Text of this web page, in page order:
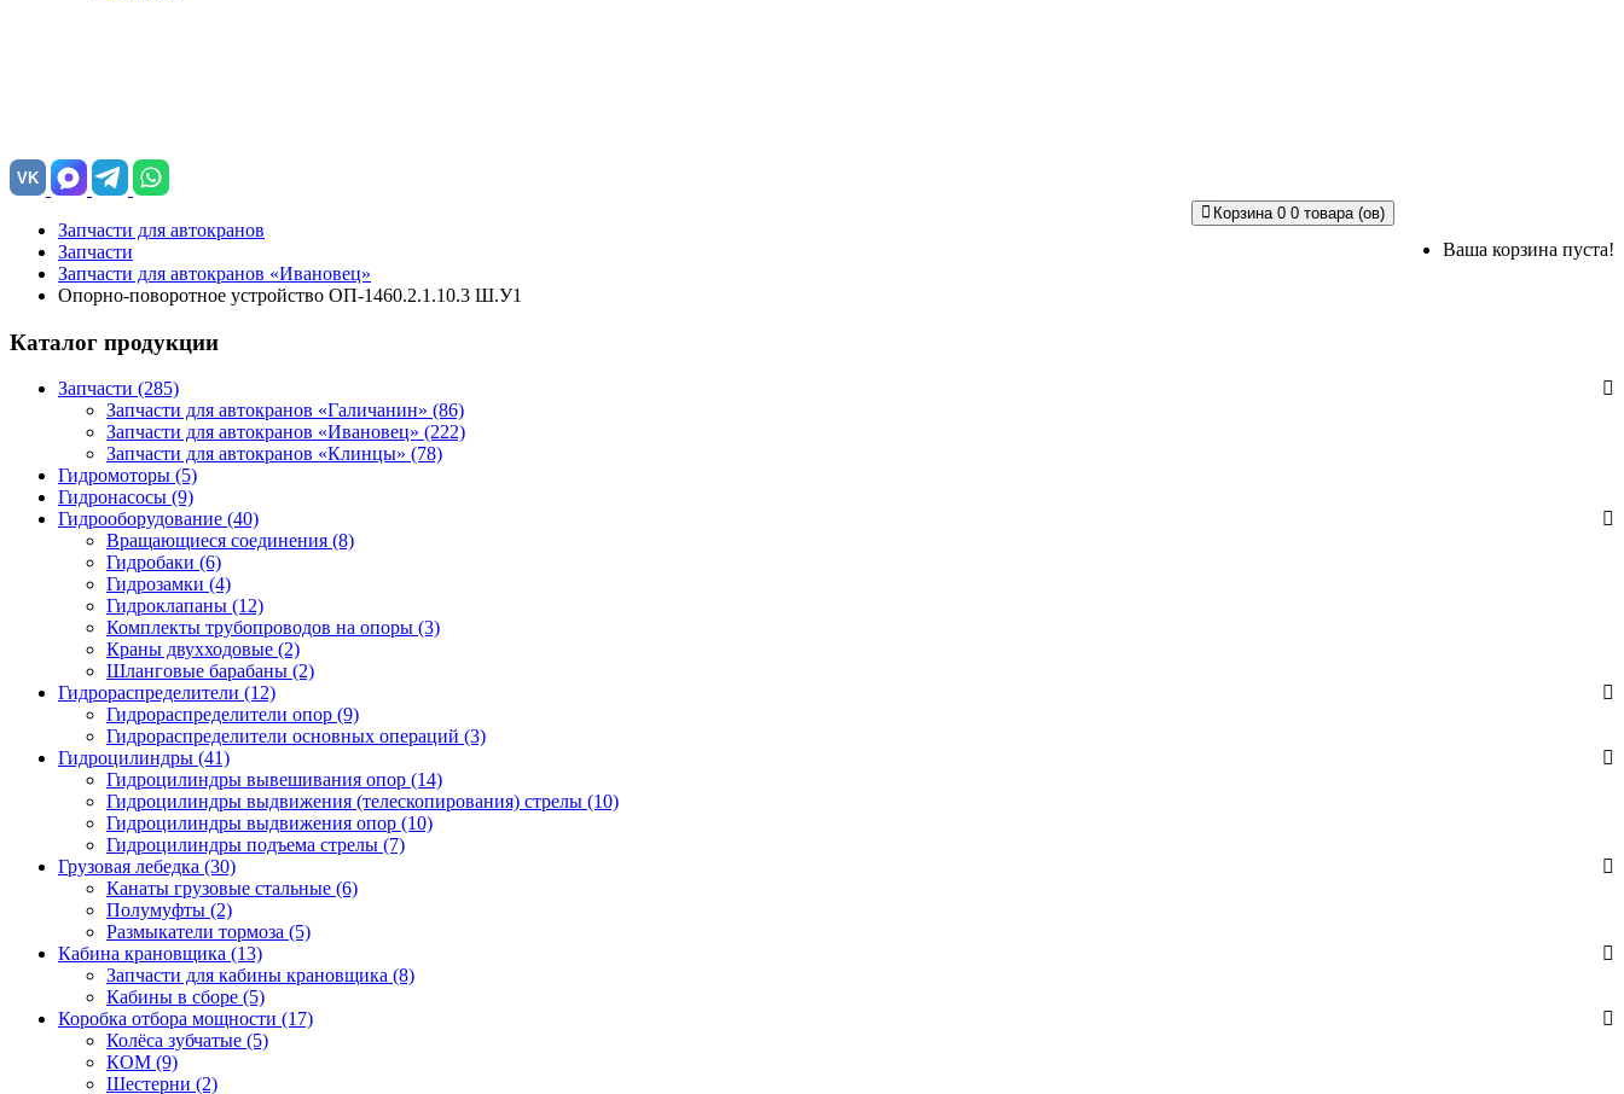
VK
Корзина 0 0 товара (ов)
Ваша корзина пуста!
Запчасти для автокранов
Запчасти
Запчасти для автокранов «Ивановец»
Опорно-поворотное устройство ОП-1460.2.1.10.3 Ш.У1
Каталог продукции
Запчасти (285)
Запчасти для автокранов «Галичанин» (86)
Запчасти для автокранов «Ивановец» (222)
Запчасти для автокранов «Клинцы» (78)
Гидромоторы (5)
Гидронасосы (9)
Гидрооборудование (40)
Вращающиеся соединения (8)
Гидробаки (6)
Гидрозамки (4)
Гидроклапаны (12)
Комплекты трубопроводов на опоры (3)
Краны двухходовые (2)
Шланговые барабаны (2)
Гидрораспределители (12)
Гидрораспределители опор (9)
Гидрораспределители основных операций (3)
Гидроцилиндры (41)
Гидроцилиндры вывешивания опор (14)
Гидроцилиндры выдвижения (телескопирования) стрелы (10)
Гидроцилиндры выдвижения опор (10)
Гидроцилиндры подъема стрелы (7)
Грузовая лебедка (30)
Канаты грузовые стальные (6)
Полумуфты (2)
Размыкатели тормоза (5)
Кабина крановщика (13)
Запчасти для кабины крановщика (8)
Кабины в сборе (5)
Коробка отбора мощности (17)
Колёса зубчатые (5)
КОМ (9)
Шестерни (2)